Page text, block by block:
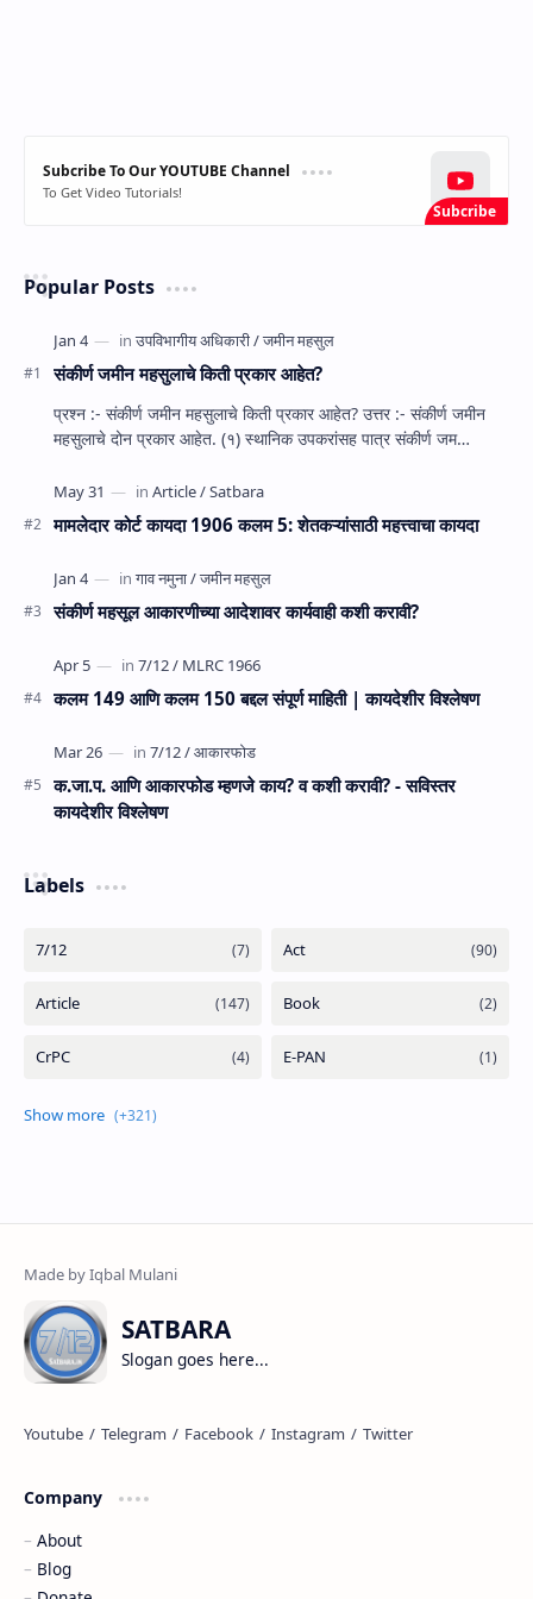
Subcribe To Our YOUTUBE Channel
To Get Video Tutorials!
Popular Posts
संकीर्ण जमीन महसुलाचे किती प्रकार आहेत?
प्रश्‍न :- संकीर्ण जमीन महसुलाचे किती प्रकार आहेत? उत्तर :- संकीर्ण जमीन
महसुलाचे दोन प्रकार आहेत. (१) स्‍थानिक उपकरांसह पात्र संकीर्ण जम…
मामलेदार कोर्ट कायदा 1906 कलम 5: शेतकऱ्यांसाठी महत्त्वाचा कायदा
संकीर्ण महसूल आकारणीच्या आदेशावर कार्यवाही कशी करावी?
कलम 149 आणि कलम 150 बद्दल संपूर्ण माहिती | कायदेशीर विश्लेषण
क.जा.प. आणि आकारफोड म्‍हणजे काय? व कशी करावी? - सविस्तर
कायदेशीर विश्लेषण
Labels
SATBARA
Slogan goes here...
Company
About
Blog